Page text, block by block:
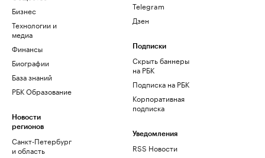
Бизнес
Технологии и
медиа
Финансы
Биографии
База знаний
РБК Образование
Новости
регионов
Санкт-Петербург
и область
Telegram
Дзен
Подписки
Скрыть баннеры
на РБК
Подписка на РБК
Корпоративная
подписка
Уведомления
RSS Новости